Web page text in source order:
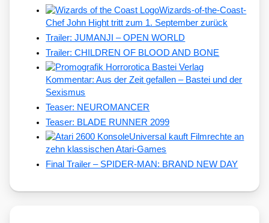
Wizards-of-the-Coast-
Chef John Hight tritt zum 1. September zurück
Trailer: JUMANJI – OPEN WORLD
Trailer: CHILDREN OF BLOOD AND BONE
Kommentar: Aus der Zeit gefallen – Bastei und der
Sexismus
Teaser: NEUROMANCER
Teaser: BLADE RUNNER 2099
Universal kauft Filmrechte an
zehn klassischen Atari-Games
Final Trailer – SPIDER-MAN: BRAND NEW DAY